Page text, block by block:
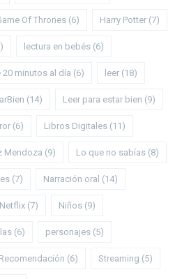
Of Thrones (6) Harry Potter (7)
lectura en bebés (6)
20 minutos al día (6) leer (18)
(14) Leer para estar bien (9)
(6) Libros Digitales (11)
Mendoza (9) Lo que no sabías (8)
(7) Narración oral (14)
Netflix (7) Niños (9)
(6) personajes (5)
Recomendación (6) Streaming (5)